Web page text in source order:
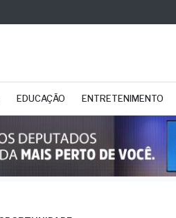
EDUCAÇÃO ENTRETENIMENTO